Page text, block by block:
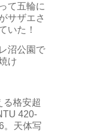
て五輪に
サザエさ
いた！
沼公園で
け
る格安超
420-
。天体写